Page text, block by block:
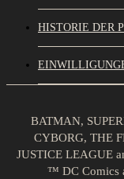
HISTORIE DER
BATMAN,
CYBORG, THE
JUSTICE LEAGUE
™ DC Comics